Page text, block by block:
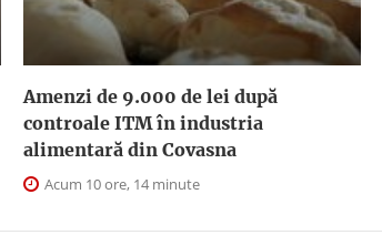
Amenzi de 9.000 de lei după
controale ITM în industria
alimentară din Covasna
Acum 10 ore, 14 minute